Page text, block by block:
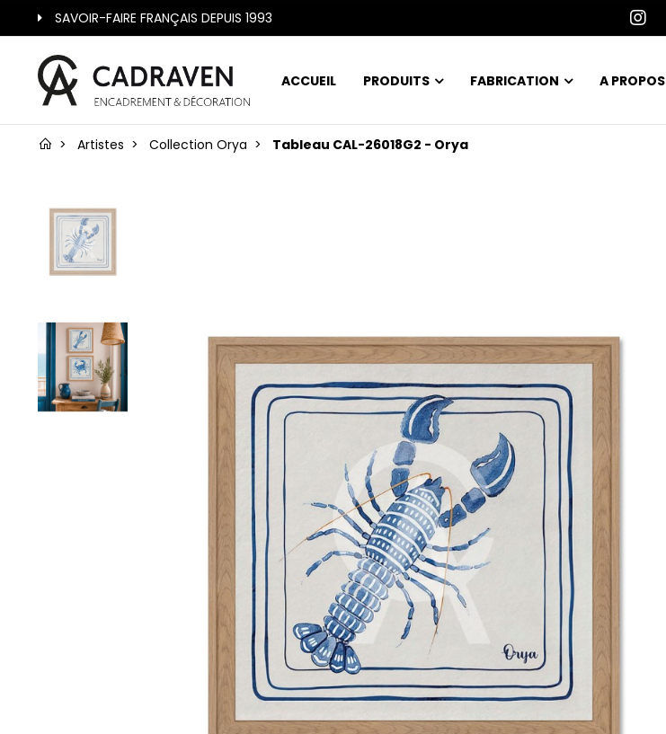
SAVOIR-FAIRE FRANÇAIS DEPUIS 1993
ACCUEIL PRODUITS FABRICATION A PROPOS
Artistes Collection Orya Tableau CAL-26018G2 - Orya